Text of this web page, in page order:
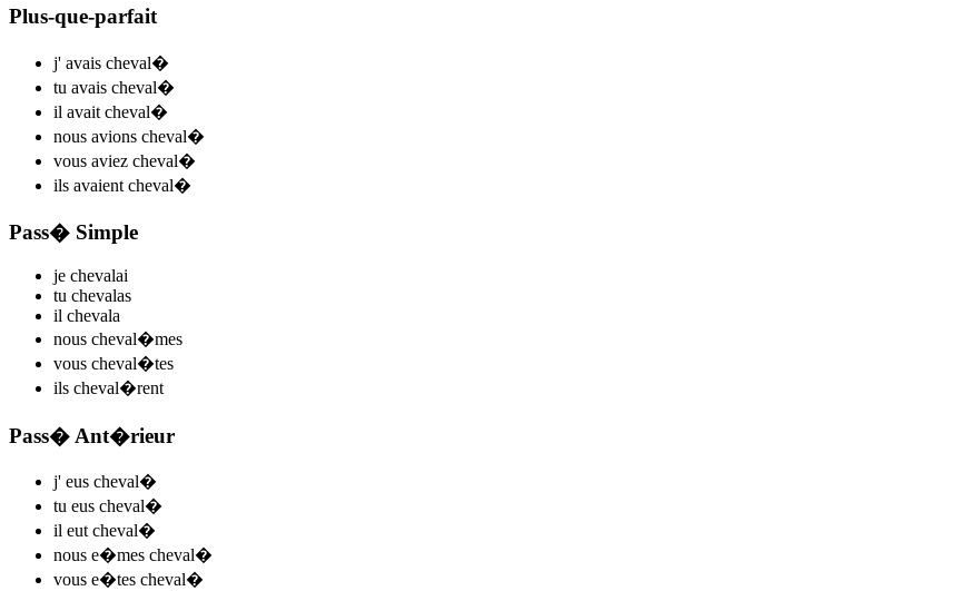
Plus-que-parfait
j' avais cheval�
tu avais cheval�
il avait cheval�
nous avions cheval�
vous aviez cheval�
ils avaient cheval�
Pass� Simple
je chevalai
tu chevalas
il chevala
nous cheval�mes
vous cheval�tes
ils cheval�rent
Pass� Ant�rieur
j' eus cheval�
tu eus cheval�
il eut cheval�
nous e�mes cheval�
vous e�tes cheval�